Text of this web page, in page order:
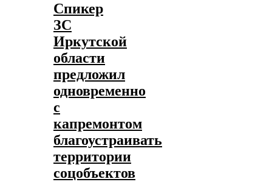
Спикер
ЗС
Иркутской
области
предложил
одновременно
с
капремонтом
благоустраивать
территории
соцобъектов